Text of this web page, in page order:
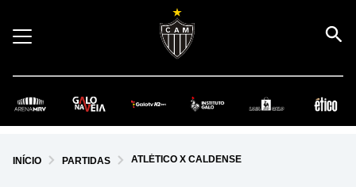
INÍCIO PARTIDAS ATLÉTICO X CALDENSE